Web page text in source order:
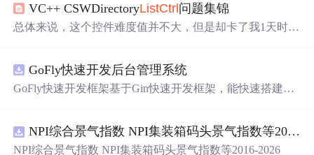
以将这个消息屏蔽掉，然后使用双 缓存，在Windows 5.1版
本以后可以使用LVS_EX_DOUBLEBUFFER样式，为了各
VC++ CSWDirectoryListCtrl问题集锦
总体来说，这个控件难度值并不大，但是却卡了我1天时
自己成熟的控件CSWListCtrl。CSW
采用的是重载virtual void DrawItem(LPDRAWITEMSTRUC
2、自定义单元格颜色和字体 3、...
GoFly快速开发后台管理系统
GoFly快速开发框架基于Gin快速开发框架，能快速搭建应
管理后台等。api文档管理并一键生成api接口代码，一键生
成 CRUD前后端代码丰富组件，基于 Gin和 Vue3的Arco D
NPI综合景气指数 NPI集装箱码头景气指数等2016-2026
NPI综合景气指数 NPI集装箱码头景气指数等2016-2026